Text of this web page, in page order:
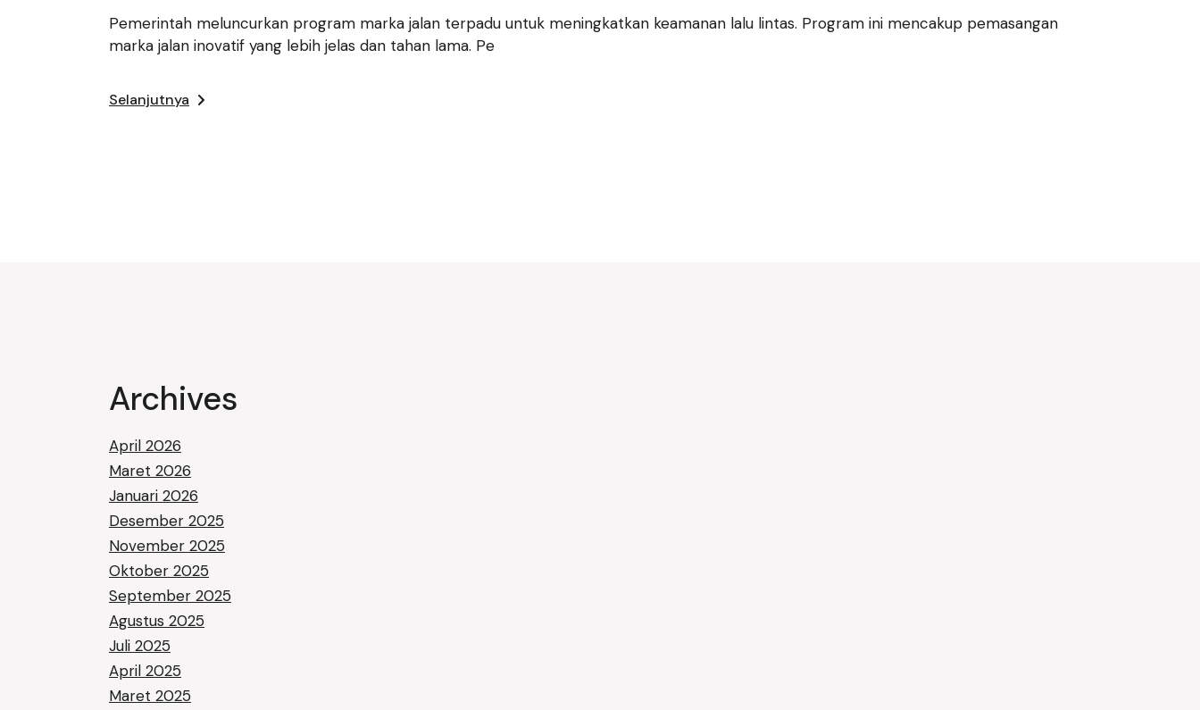
Pemerintah meluncurkan program marka jalan terpadu untuk meningkatkan keamanan lalu lintas. Program ini mencakup pemasangan
marka jalan inovatif yang lebih jelas dan tahan lama. Pe
Selanjutnya
Archives
April 2026
Maret 2026
Januari 2026
Desember 2025
November 2025
Oktober 2025
September 2025
Agustus 2025
Juli 2025
April 2025
Maret 2025